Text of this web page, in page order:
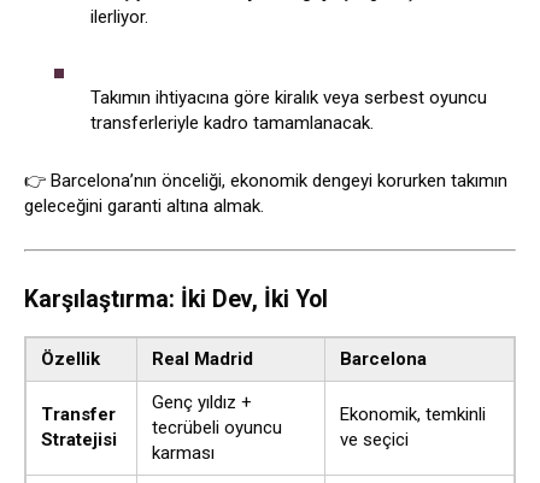
ilerliyor.
Takımın ihtiyacına göre kiralık veya serbest oyuncu
transferleriyle kadro tamamlanacak.
👉 Barcelona’nın önceliği, ekonomik dengeyi korurken takımın
geleceğini garanti altına almak.
Karşılaştırma: İki Dev, İki Yol
Özellik Real Madrid Barcelona
Transfer
Stratejisi
Genç yıldız +
tecrübeli oyuncu
karması
Ekonomik, temkinli
ve seçici